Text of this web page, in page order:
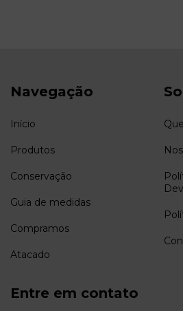
Navegação
Início
Produtos
Conservação
Guia de medidas
Compramos
Atacado
Entre em contato